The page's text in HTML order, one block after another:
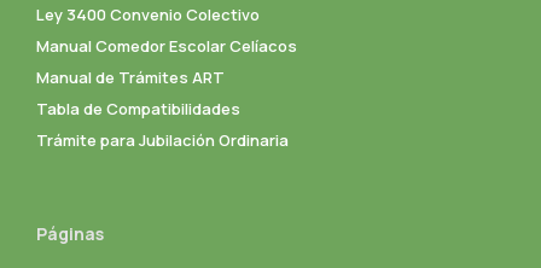
Ley 3400 Convenio Colectivo
Manual Comedor Escolar Celíacos
Manual de Trámites ART
Tabla de Compatibilidades
Trámite para Jubilación Ordinaria
Páginas